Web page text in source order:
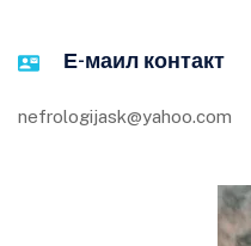
Е-маил контакт
nefrologijask@yahoo.com